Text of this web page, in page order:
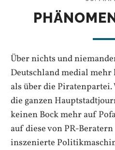
Über nichts und
Deutschland medial mehr
als über die
die ganzen
keinen Bock mehr auf
auf diese von PR-
inszenierte